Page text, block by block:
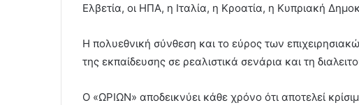
Ελβετία, οι ΗΠΑ, η Ιταλία, η Κροατία, η Κυπριακή
Η πολυεθνική σύνθεση και το εύρος των
της εκπαίδευσης σε ρεαλιστικά σενάρια και τη
Ο «ΩΡΙΩΝ» αποδεικνύει κάθε χρόνο ότι αποτελεί